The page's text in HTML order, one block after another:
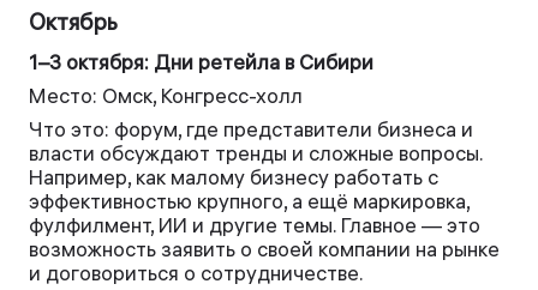
Октябрь
1–3 октября: Дни ретейла в Сибири
Место: Омск, Конгресс-холл
Что это: форум, где представители бизнеса и
власти обсуждают тренды и сложные вопросы.
Например, как малому бизнесу работать с
эффективностью крупного, а ещё маркировка,
фулфилмент, ИИ и другие темы. Главное — это
возможность заявить о своей компании на рынке
и договориться о сотрудничестве.